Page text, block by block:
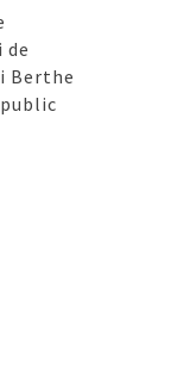
de
Berthe